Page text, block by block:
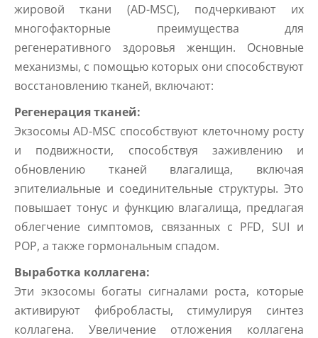
жировой ткани (AD-MSC), подчеркивают их
многофакторные преимущества для
регенеративного здоровья женщин. Основные
механизмы, с помощью которых они способствуют
восстановлению тканей, включают:
Регенерация тканей:
Экзосомы AD-MSC способствуют клеточному росту
и подвижности, способствуя заживлению и
обновлению тканей влагалища, включая
эпителиальные и соединительные структуры. Это
повышает тонус и функцию влагалища, предлагая
облегчение симптомов, связанных с PFD, SUI и
POP, а также гормональным спадом.
Выработка коллагена:
Эти экзосомы богаты сигналами роста, которые
активируют фибробласты, стимулируя синтез
коллагена. Увеличение отложения коллагена